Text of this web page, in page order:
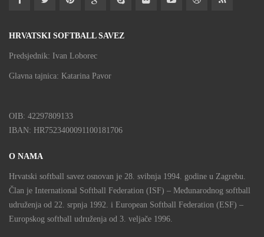
HRVATSKI SOFTBALL SAVEZ
Predsjednik: Ivan Loborec
Glavna tajnica: Katarina Pavor
OIB: 42297809133
IBAN: HR7523400091100181706
O NAMA
Hrvatski softball savez osnovan je 28. svibnja 1994. godine u Zagrebu.
Član je International Softball Federation (ISF) – Međunarodnog softball
udruženja od 22. srpnja 1992. i European Softball Federation (ESF) –
Europskog softball udruženja od 3. veljače 1996.